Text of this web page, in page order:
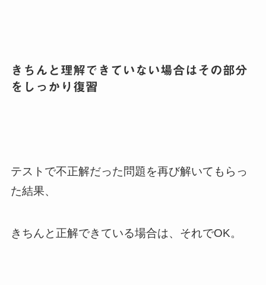
きちんと理解できていない場合はその部分
をしっかり復習
テストで不正解だった問題を再び解いてもらっ
た結果、
きちんと正解できている場合は、それでOK。